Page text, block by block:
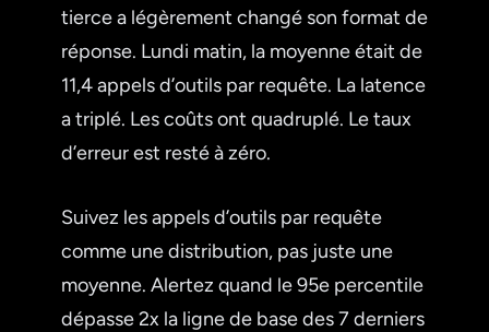
tierce a légèrement changé son format de
réponse. Lundi matin, la moyenne était de
11,4 appels d’outils par requête. La latence
a triplé. Les coûts ont quadruplé. Le taux
d’erreur est resté à zéro.
Suivez les appels d’outils par requête
comme une distribution, pas juste une
moyenne. Alertez quand le 95e percentile
dépasse 2x la ligne de base des 7 derniers